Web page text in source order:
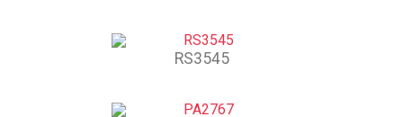
RS3545